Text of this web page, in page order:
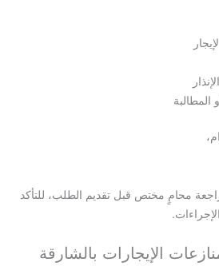
المطالبة
محامٍ مختص قبل تقديم الطلب، للتأكد
الإيجارات بالشارقة